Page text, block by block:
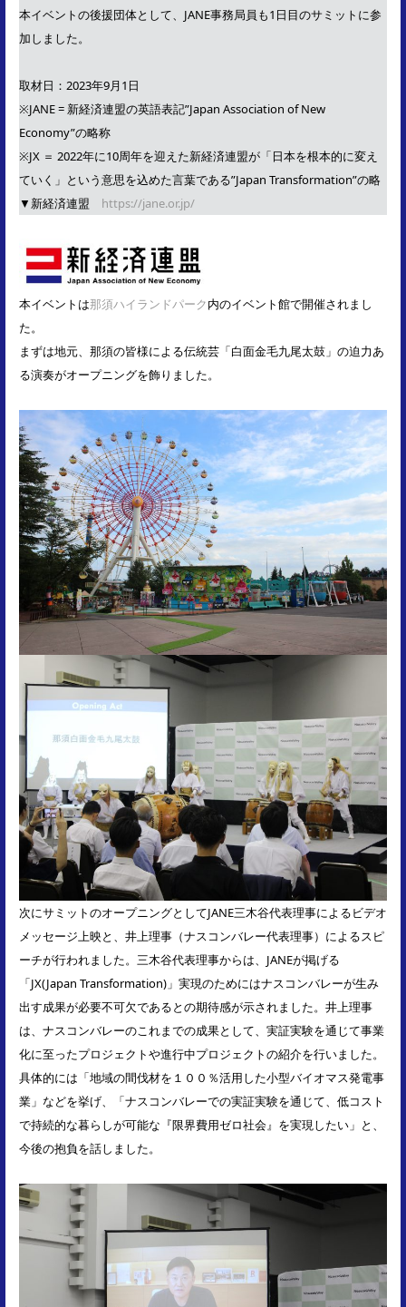
本イベントの後援団体として、JANE事務局員も1日目のサミットに参
加しました。
取材日：2023年9月1日
※JANE = 新経済連盟の英語表記”Japan Association of New
Economy”の略称
※JX ＝ 2022年に10周年を迎えた新経済連盟が「日本を根本的に変え
ていく」という意思を込めた言葉である”Japan Transformation”の略
▼新経済連盟 https://jane.or.jp/
本イベントは那須ハイランドパーク内のイベント館で開催されまし
た。
まずは地元、那須の皆様による伝統芸「白面金毛九尾太鼓」の迫力あ
る演奏がオープニングを飾りました。
次にサミットのオープニングとしてJANE三木谷代表理事によるビデオ
メッセージ上映と、井上理事（ナスコンバレー代表理事）によるスピ
ーチが行われました。三木谷代表理事からは、JANEが掲げる
「JX(Japan Transformation)」実現のためにはナスコンバレーが生み
出す成果が必要不可欠であるとの期待感が示されました。井上理事
は、ナスコンバレーのこれまでの成果として、実証実験を通じて事業
化に至ったプロジェクトや進行中プロジェクトの紹介を行いました。
具体的には「地域の間伐材を１００％活用した小型バイオマス発電事
業」などを挙げ、「ナスコンバレーでの実証実験を通じて、低コスト
で持続的な暮らしが可能な『限界費用ゼロ社会』を実現したい」と、
今後の抱負を話しました。